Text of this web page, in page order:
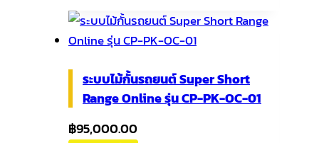
ระบบไม้กั้นรถยนต์ Super Short
Range Online รุ่น CP-PK-OC-01
฿95,000.00